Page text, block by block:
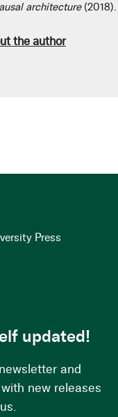
architecture (2018).
the author
Press
updated!
and
new releases